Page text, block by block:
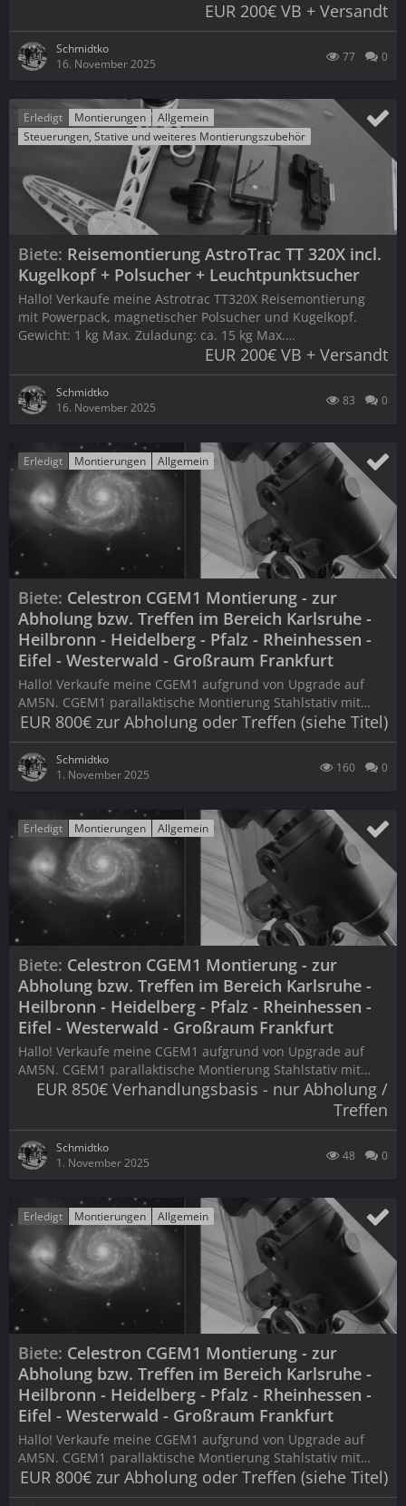
EUR 200€ VB + Versandt
Schmidtko
16. November 2025
77 0
Erledigt Montierungen
Allgemein
Steuerungen, Stative und weiteres Montierungszubehör
Biete Reisemontierung AstroTrac TT 320X incl.
Kugelkopf + Polsucher + Leuchtpunktsucher
Hallo! Verkaufe meine Astrotrac TT320X Reisemontierung
mit Powerpack, magnetischer Polsucher und Kugelkopf.
Gewicht: 1 kg Max. Zuladung: ca. 15 kg Max.…
EUR 200€ VB + Versandt
Schmidtko
16. November 2025
83 0
Erledigt Montierungen Allgemein
Biete Celestron CGEM1 Montierung - zur
Abholung bzw. Treffen im Bereich Karlsruhe -
Heilbronn - Heidelberg - Pfalz - Rheinhessen -
Eifel - Westerwald - Großraum Frankfurt
Hallo! Verkaufe meine CGEM1 aufgrund von Upgrade auf
AM5N. CGEM1 parallaktische Montierung Stahlstativ mit…
EUR 800€ zur Abholung oder Treffen (siehe Titel)
Schmidtko
1. November 2025
160 0
Erledigt Montierungen Allgemein
Biete Celestron CGEM1 Montierung - zur
Abholung bzw. Treffen im Bereich Karlsruhe -
Heilbronn - Heidelberg - Pfalz - Rheinhessen -
Eifel - Westerwald - Großraum Frankfurt
Hallo! Verkaufe meine CGEM1 aufgrund von Upgrade auf
AM5N. CGEM1 parallaktische Montierung Stahlstativ mit…
EUR 850€ Verhandlungsbasis - nur Abholung /
Treffen
Schmidtko
1. November 2025
48 0
Erledigt Montierungen Allgemein
Biete Celestron CGEM1 Montierung - zur
Abholung bzw. Treffen im Bereich Karlsruhe -
Heilbronn - Heidelberg - Pfalz - Rheinhessen -
Eifel - Westerwald - Großraum Frankfurt
Hallo! Verkaufe meine CGEM1 aufgrund von Upgrade auf
AM5N. CGEM1 parallaktische Montierung Stahlstativ mit…
EUR 800€ zur Abholung oder Treffen (siehe Titel)